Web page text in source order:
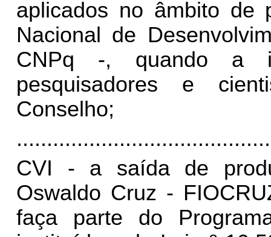
aplicados no âmbito de
Nacional de
CNPq -, quando a
pesquisadores e
Conselho;
CVI - a saída de
Oswaldo Cruz -
faça parte do